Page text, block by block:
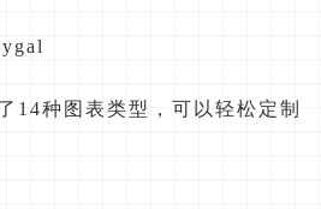
14种图表类型，可以轻松定制